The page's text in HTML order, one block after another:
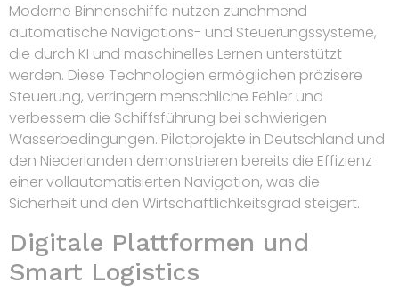
Moderne Binnenschiffe nutzen zunehmend
automatische Navigations- und Steuerungssysteme,
die durch KI und maschinelles Lernen unterstützt
werden. Diese Technologien ermöglichen präzisere
Steuerung, verringern menschliche Fehler und
verbessern die Schiffsführung bei schwierigen
Wasserbedingungen. Pilotprojekte in Deutschland und
den Niederlanden demonstrieren bereits die Effizienz
einer vollautomatisierten Navigation, was die
Sicherheit und den Wirtschaftlichkeitsgrad steigert.
Digitale Plattformen und
Smart Logistics